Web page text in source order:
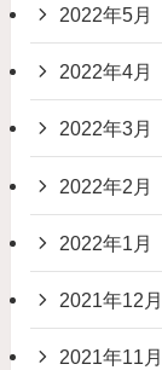
2022年5月
2022年4月
2022年3月
2022年2月
2022年1月
2021年12月
2021年11月